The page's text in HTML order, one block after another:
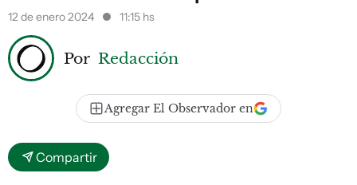
12 de enero 2024 11:15 hs
Por Redacción
Agregar El Observador en
Compartir